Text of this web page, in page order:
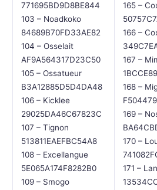
771695BD9D8BE844
103 – Noadkoko
84689B70FD33AE82
104 – Osselait
AF9A564317D23C50
105 – Ossatueur
B3A12885D5D4DA48
106 – Kicklee
29025DA46C67823C
107 – Tignon
513811EAEFBC54A8
108 – Excellangue
5E065A174F8282B0
109 – Smogo
165 –
166 –
167 –
168 –
169 –
170 –
171 –